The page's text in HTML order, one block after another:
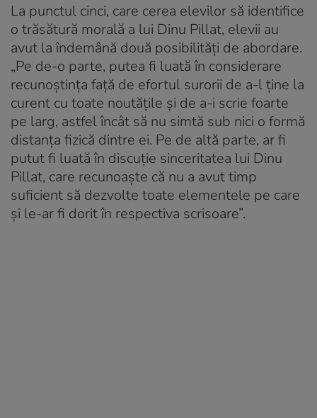
La punctul cinci, care cerea elevilor să identifice
o trăsătură morală a lui Dinu Pillat, elevii au
avut la îndemână două posibilități de abordare.
„Pe de-o parte, putea fi luată în considerare
recunoștința față de efortul surorii de a-l ține la
curent cu toate noutățile și de a-i scrie foarte
pe larg, astfel încât să nu simtă sub nici o formă
distanța fizică dintre ei. Pe de altă parte, ar fi
putut fi luată în discuție sinceritatea lui Dinu
Pillat, care recunoaște că nu a avut timp
suficient să dezvolte toate elementele pe care
și le-ar fi dorit în respectiva scrisoare”.